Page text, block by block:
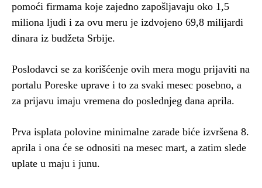
pomoći firmama koje zajedno zapošljavaju oko 1,5
miliona ljudi i za ovu meru je izdvojeno 69,8 milijardi
dinara iz budžeta Srbije.
Poslodavci se za korišćenje ovih mera mogu prijaviti na
portalu Poreske uprave i to za svaki mesec posebno, a
za prijavu imaju vremena do poslednjeg dana aprila.
Prva isplata polovine minimalne zarade biće izvršena 8.
aprila i ona će se odnositi na mesec mart, a zatim slede
uplate u maju i junu.